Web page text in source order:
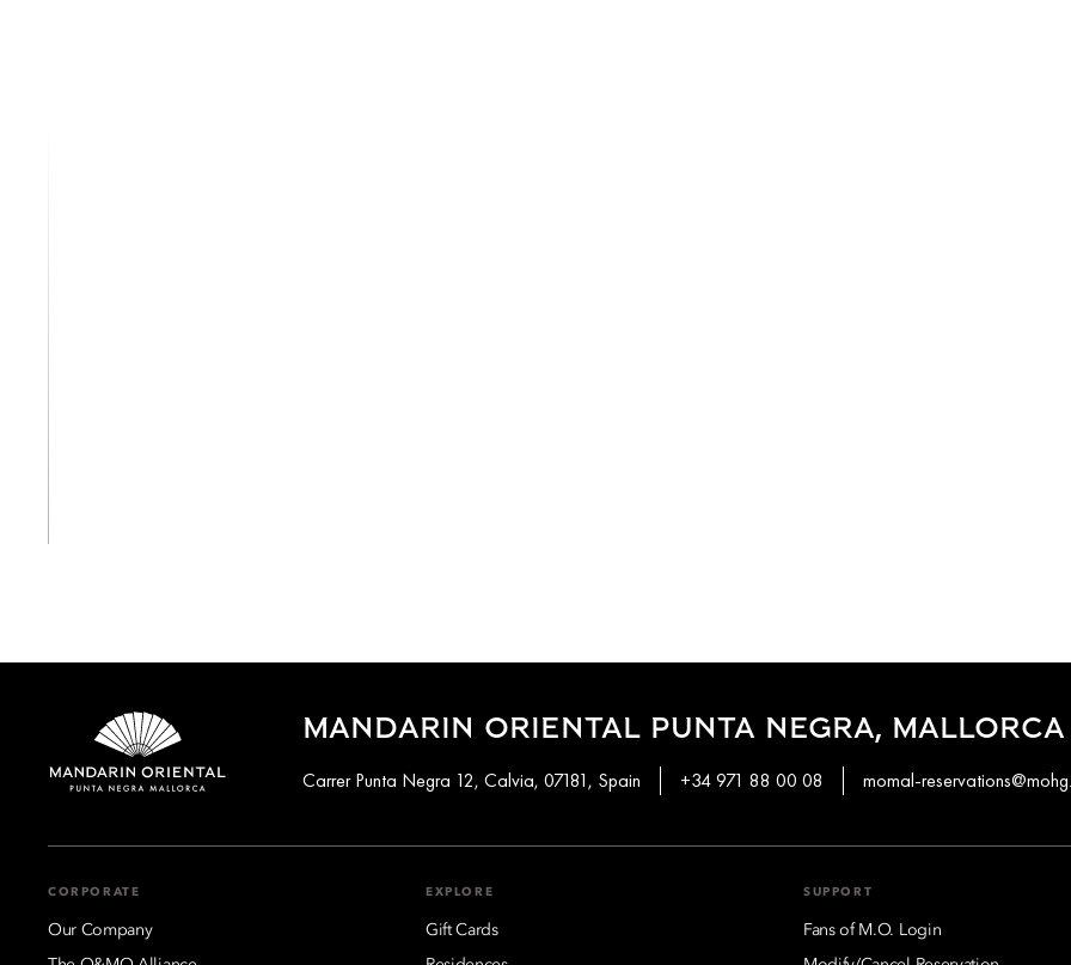
MANDARIN ORIENTAL PUNTA NEGRA, MALLORCA
Carrer Punta Negra 12, Calvia, 07181, Spain +34 971 88 00 08 momal-
CORPORATE
Our Company
EXPLORE
Gift Cards
SUPPORT
Fans of M.O. Login